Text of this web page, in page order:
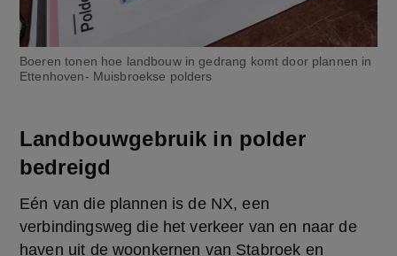
Boeren tonen hoe landbouw in gedrang komt door plannen in
Ettenhoven- Muisbroekse polders
Landbouwgebruik in polder
bedreigd
Eén van die plannen is de NX, een
verbindingsweg die het verkeer van en naar de
haven uit de woonkernen van Stabroek en